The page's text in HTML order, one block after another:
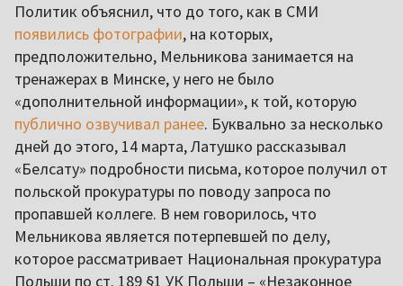
Политик объяснил, что до того, как в СМИ
появились фотографии, на которых,
предположительно, Мельникова занимается на
тренажерах в Минске, у него не было
«дополнительной информации», к той, которую
публично озвучивал ранее. Буквально за несколько
дней до этого, 14 марта, Латушко рассказывал
«Белсату» подробности письма, которое получил от
польской прокуратуры по поводу запроса по
пропавшей коллеге. В нем говорилось, что
Мельникова является потерпевшей по делу,
которое рассматривает Национальная прокуратура
Польши по ст. 189 §1 УК Польши – «Незаконное